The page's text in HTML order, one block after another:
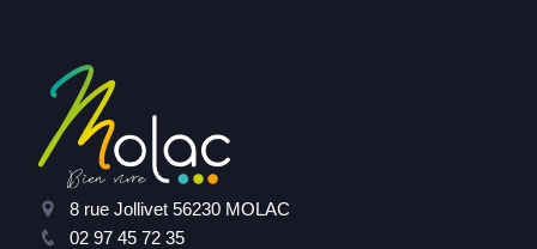
8 rue Jollivet 56230 MOLAC
02 97 45 72 35